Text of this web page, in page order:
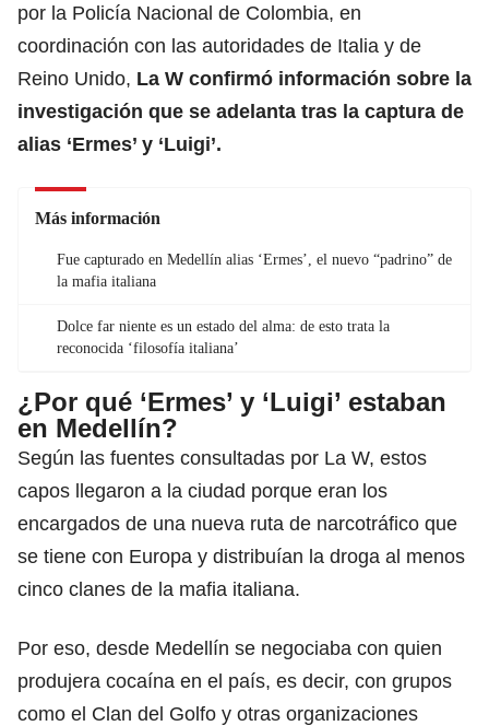
por la Policía Nacional de Colombia, en
coordinación con las autoridades de Italia y de
Reino Unido, La W confirmó información sobre la
investigación que se adelanta tras la captura de
alias ‘Ermes’ y ‘Luigi’.
Más información
Fue capturado en Medellín alias ‘Ermes’, el nuevo “padrino” de
la mafia italiana
Dolce far niente es un estado del alma: de esto trata la
reconocida ‘filosofía italiana’
¿Por qué ‘Ermes’ y ‘Luigi’ estaban
en Medellín?
Según las fuentes consultadas por La W, estos
capos llegaron a la ciudad porque eran los
encargados de una nueva ruta de narcotráfico que
se tiene con Europa y distribuían la droga al menos
cinco clanes de la mafia italiana.
Por eso, desde Medellín se negociaba con quien
produjera cocaína en el país, es decir, con grupos
como el Clan del Golfo y otras organizaciones